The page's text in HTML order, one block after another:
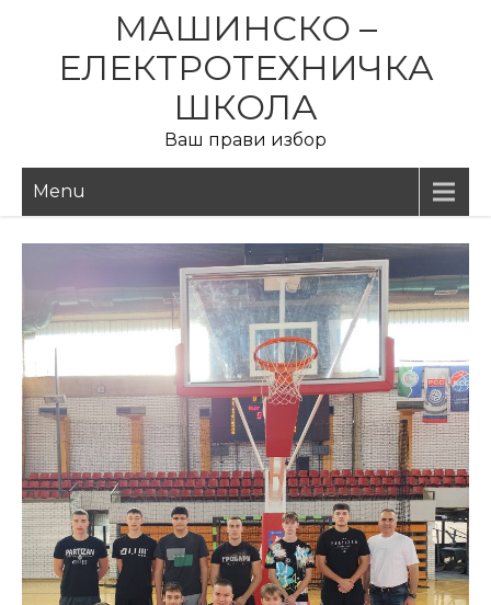
content
МАШИНСКО –
ЕЛЕКТРОТЕХНИЧКА
ШКОЛА
Ваш прави избор
Menu